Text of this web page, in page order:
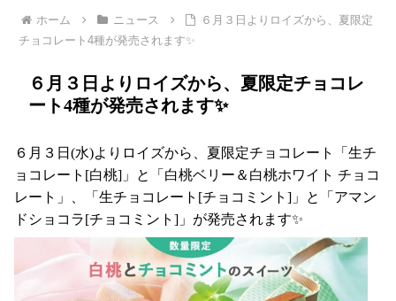
ホーム ニュース
６月３日よりロイズから、夏限定
チョコレート4種が発売されます✨
６月３日よりロイズから、夏限定チョコレ
ート4種が発売されます✨
６月３日(水)よりロイズから、夏限定チョコレート「生チ
ョコレート[白桃]」と「白桃ベリー＆白桃ホワイト チョコ
レート」、「生チョコレート[チョコミント]」と「アマン
ドショコラ[チョコミント]」が発売されます✨